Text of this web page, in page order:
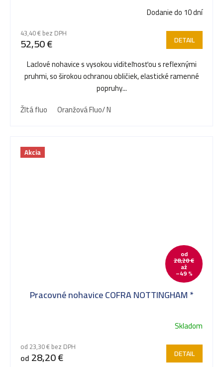
Dodanie do 10 dní
43,40 € bez DPH
52,50 € DETAIL
Laclové nohavice s vysokou viditeľnosťou s reflexnými
pruhmi, so širokou ochranou obličiek, elastické ramenné
popruhy...
Žltá fluo
Oranžová Fluo/ N
Akcia
od
28,20 €
až
–49 %
Pracovné nohavice COFRA NOTTINGHAM *
Skladom
od 23,30 € bez DPH
od 28,20 € DETAIL